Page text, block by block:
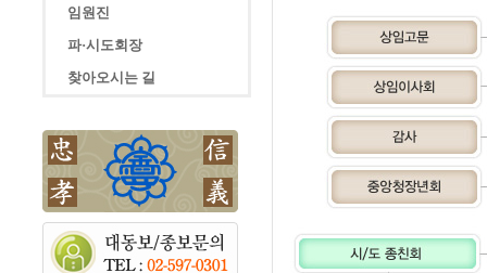
임원진
파·시도회장
찾아오시는 길